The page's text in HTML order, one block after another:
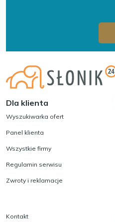
Dla klienta
Wyszukiwarka ofert
Panel klienta
Wszystkie firmy
Regulamin serwisu
Zwroty i reklamacje
Kontakt